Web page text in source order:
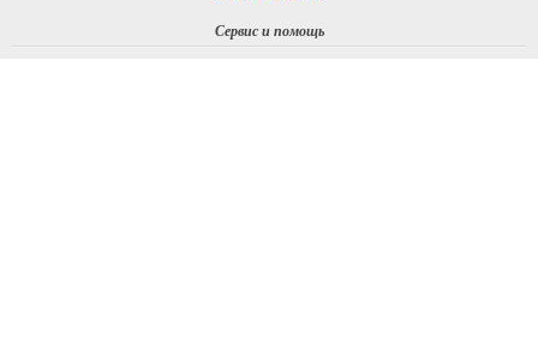
Сервис и помощь